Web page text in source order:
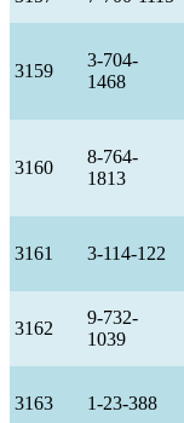
3159
3-704-
1468
3160
8-764-
1813
3161 3-114-122
3162
9-732-
1039
3163 1-23-388